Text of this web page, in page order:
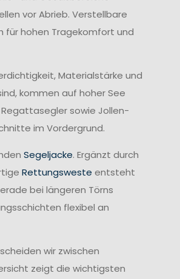
vor Abrieb. Verstellbare
für hohen Tragekomfort und
Materialstärke und
kommen auf hoher See
sowie Jollen-
im Vordergrund.
Segeljacke. Ergänzt durch
Rettungsweste entsteht
bei längeren Törns
flexibel an
wir zwischen
zeigt die wichtigsten